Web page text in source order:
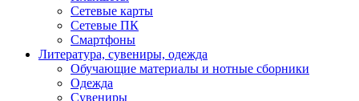
Сетевые карты
Сетевые ПК
Смартфоны
Литература, сувениры, одежда
Обучающие материалы и нотные сборники
Одежда
Сувениры